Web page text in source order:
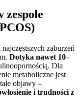
zespole
zaburzeń
Dotyka nawet 10–
Dla
metaboliczne jest
objawy –
i trudności z